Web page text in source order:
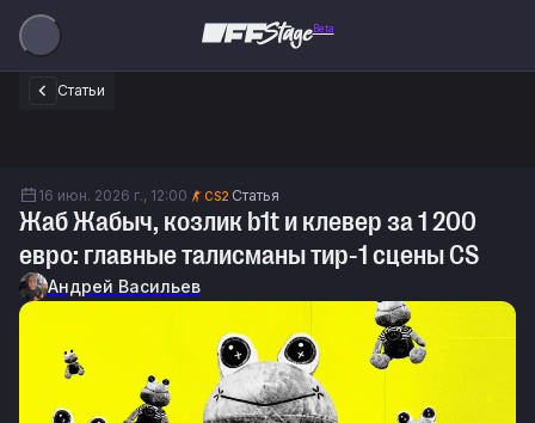
Beta
Статьи
16 июн. 2026 г., 12:00 CS2 Статья
Жаб Жабыч, козлик b1t и клевер за 1 200
евро: главные талисманы тир-1 сцены CS
Андрей Васильев